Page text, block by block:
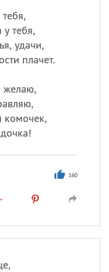
у тебя,
удачи,
плачет.
желаю,
комочек,
160